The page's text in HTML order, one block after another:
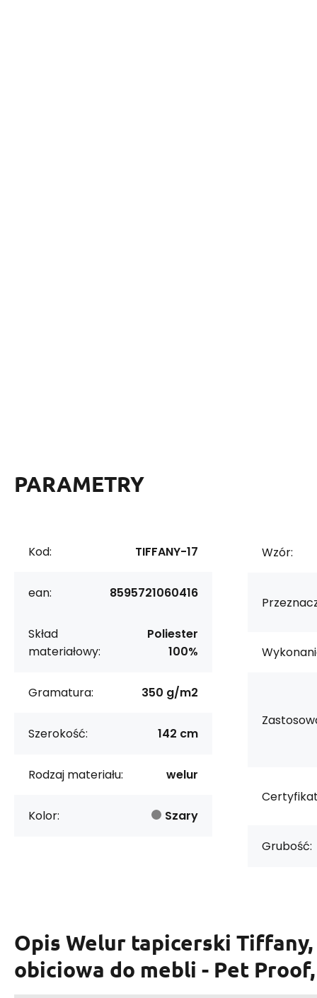
PARAMETRY
Kod: TIFFANY-17
ean: 8595721060416
Skład
materiałowy:
Poliester
100%
Gramatura: 350 g/m2
Szerokość: 142 cm
Rodzaj materiału: welur
Kolor: Szary
Wzór:
Grubość:
Opis Welur tapicerski
obiciowa do mebli - Pet